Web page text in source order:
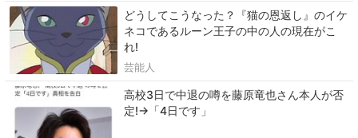
どうしてこうなった？『猫の恩返し』のイケ
ネコであるルーン王子の中の人の現在がこ
れ!
芸能人
高校3日で中退の噂を藤原竜也さん本人が否
定!→「4日です」